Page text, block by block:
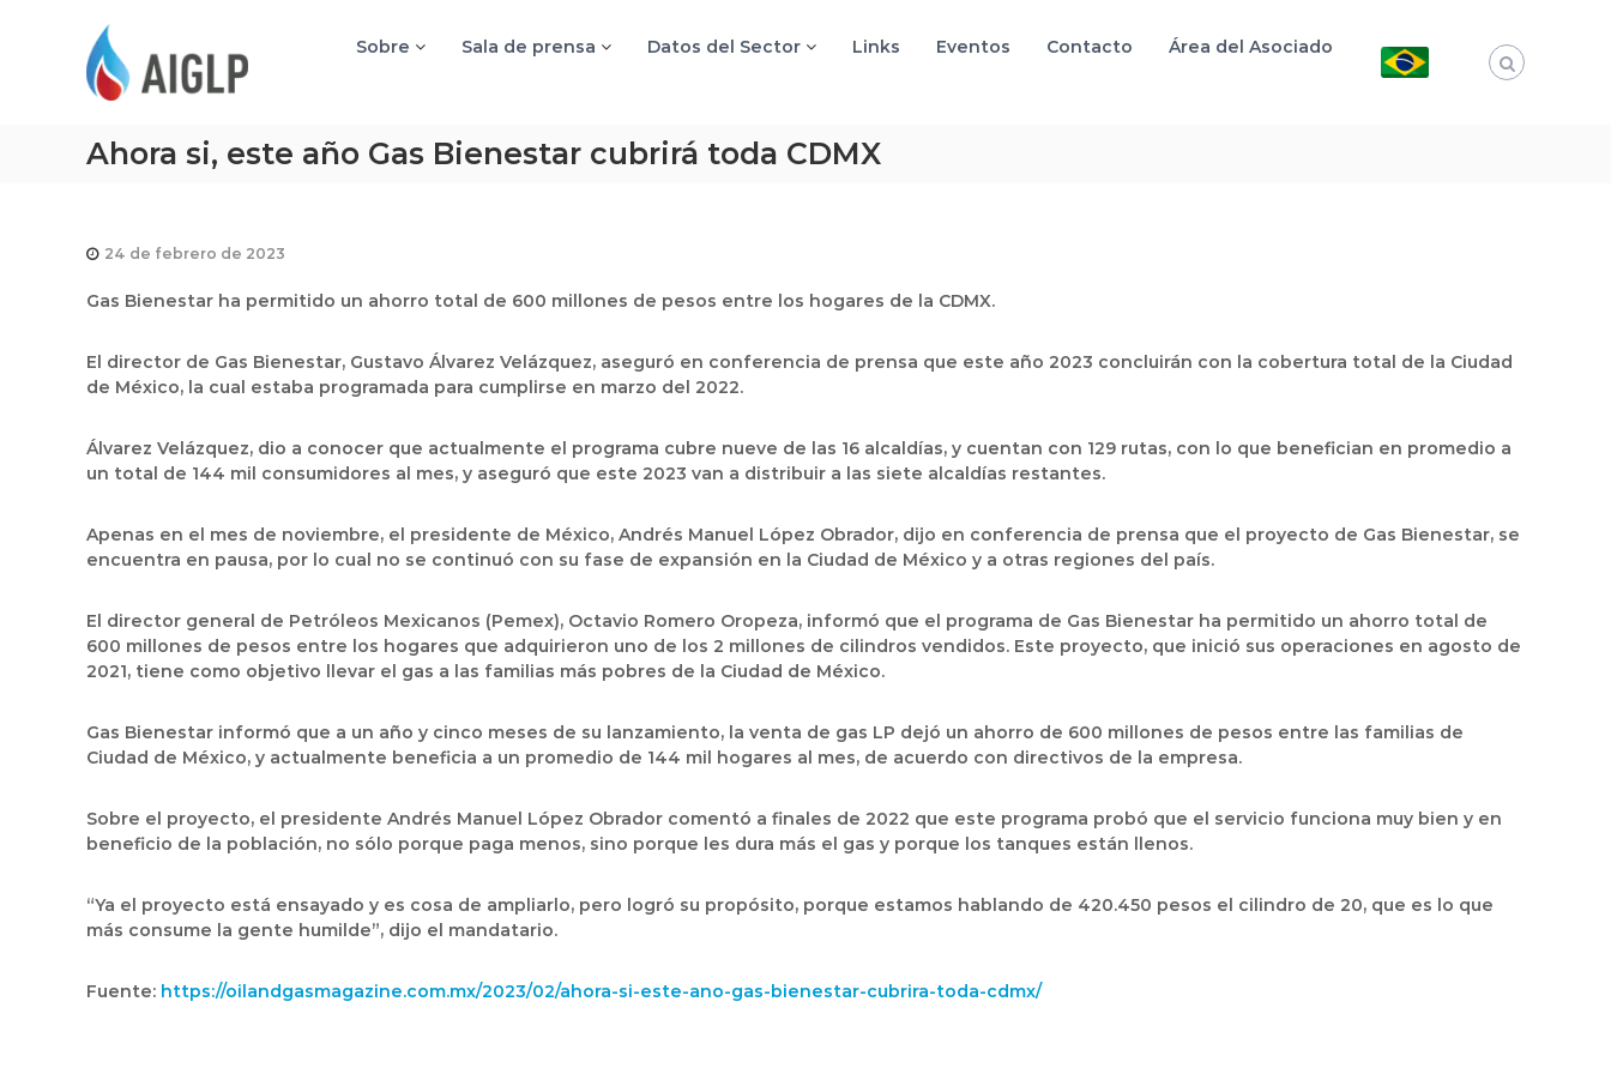
Sobre Sala de prensa Datos del Sector Links Eventos Contacto Área del Asociado
Ahora si, este año Gas Bienestar cubrirá toda CDMX
24 de febrero de 2023
Gas Bienestar ha permitido un ahorro total de 600 millones de pesos entre los hogares de la CDMX.
El director de Gas Bienestar, Gustavo Álvarez Velázquez, aseguró en conferencia de prensa que este año 2023 concluirán con la cobertura total de la Ciudad
de México, la cual estaba programada para cumplirse en marzo del 2022.
Álvarez Velázquez, dio a conocer que actualmente el programa cubre nueve de las 16 alcaldías, y cuentan con 129 rutas, con lo que benefician en promedio a
un total de 144 mil consumidores al mes, y aseguró que este 2023 van a distribuir a las siete alcaldías restantes.
Apenas en el mes de noviembre, el presidente de México, Andrés Manuel López Obrador, dijo en conferencia de prensa que el proyecto de Gas Bienestar, se
encuentra en pausa, por lo cual no se continuó con su fase de expansión en la Ciudad de México y a otras regiones del país.
El director general de Petróleos Mexicanos (Pemex), Octavio Romero Oropeza, informó que el programa de Gas Bienestar ha permitido un ahorro total de
600 millones de pesos entre los hogares que adquirieron uno de los 2 millones de cilindros vendidos. Este proyecto, que inició sus operaciones en agosto de
2021, tiene como objetivo llevar el gas a las familias más pobres de la Ciudad de México.
Gas Bienestar informó que a un año y cinco meses de su lanzamiento, la venta de gas LP dejó un ahorro de 600 millones de pesos entre las familias de
Ciudad de México, y actualmente beneficia a un promedio de 144 mil hogares al mes, de acuerdo con directivos de la empresa.
Sobre el proyecto, el presidente Andrés Manuel López Obrador comentó a finales de 2022 que este programa probó que el servicio funciona muy bien y en
beneficio de la población, no sólo porque paga menos, sino porque les dura más el gas y porque los tanques están llenos.
“Ya el proyecto está ensayado y es cosa de ampliarlo, pero logró su propósito, porque estamos hablando de 420.450 pesos el cilindro de 20, que es lo que
más consume la gente humilde”, dijo el mandatario.
Fuente: https://oilandgasmagazine.com.mx/2023/02/ahora-si-este-ano-gas-bienestar-cubrira-toda-cdmx/